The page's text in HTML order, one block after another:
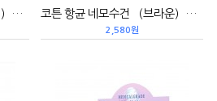
코튼 항균 네모수건 （그레이）家得丽 精梳细绒棉抗菌方巾/棕色（绿叶毛巾） (25新品） 코튼 항균 네모수건 （브라운）家得丽 精梳细绒棉抗菌方巾/棕色（绿叶毛巾） (25新品）
2,580원